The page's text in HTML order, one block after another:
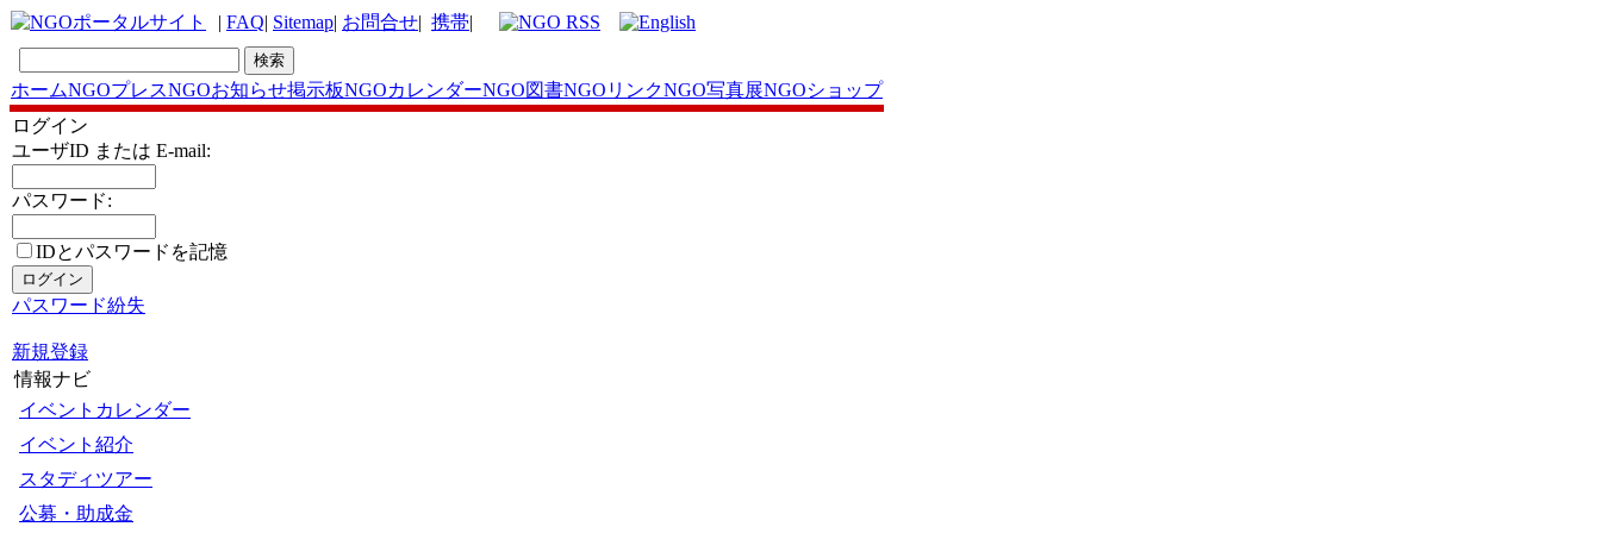
| FAQ| Sitemap| お問合せ| 携帯|
ホームNGOプレスNGOお知らせ掲示板NGOカレンダーNGO図書NGOリンクNGO写真展NGOショップ
ログイン
ユーザID または E-mail:
パスワード:
IDとパスワードを記憶
パスワード紛失
新規登録
情報ナビ
イベントカレンダー
イベント紹介
スタディツアー
公募・助成金